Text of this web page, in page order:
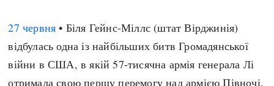
27 червня • Біля Гейнс-Міллс (штат Вірджинія)
відбулась одна із найбільших битв Громадянської
війни в США, в якій 57-тисячна армія генерала Лі
отримала свою першу перемогу над армією Півночі.